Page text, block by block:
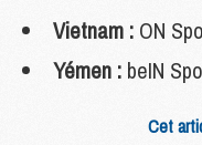
Vietnam : ON
Yémen : beIN
Cet